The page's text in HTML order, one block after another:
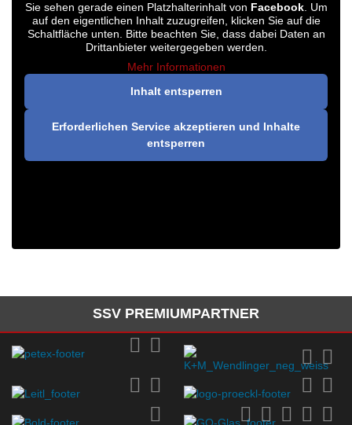
Sie sehen gerade einen Platzhalterinhalt von Facebook. Um
auf den eigentlichen Inhalt zuzugreifen, klicken Sie auf die
Schaltfläche unten. Bitte beachten Sie, dass dabei Daten an
Drittanbieter weitergegeben werden.
Mehr Informationen
Inhalt entsperren
Erforderlichen Service akzeptieren und Inhalte
entsperren
SSV PREMIUMPARTNER